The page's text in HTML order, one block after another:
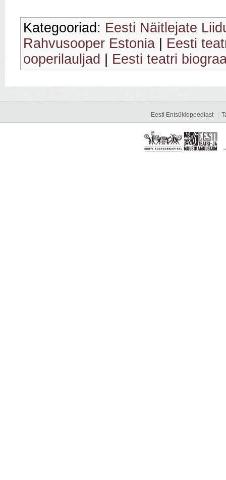
Kategooriad: Eesti Näitlejate
Rahvusooper Estonia
Eesti
ooperilauljad
Eesti teatri
Eesti Entsüklopeediast